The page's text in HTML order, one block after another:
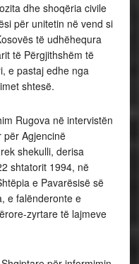
dhe shoqëria civile
për unitetin në vend si
të udhëhequra
të Përgjithshëm të
e pastaj edhe nga
shtesë.
Rugova në intervistën
për Agjencinë
shekulli, derisa
shtatorit 1994, në
e Pavarësisë së
e falënderonte e
zyrtare të lajmeve